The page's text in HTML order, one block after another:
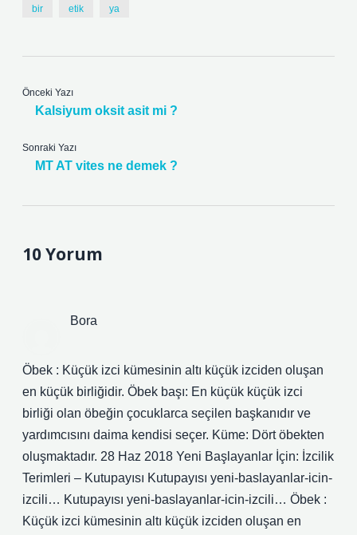
bir etik ya
Önceki Yazı
Kalsiyum oksit asit mi ?
Sonraki Yazı
MT AT vites ne demek ?
10 Yorum
Bora
Öbek : Küçük izci kümesinin altı küçük izciden oluşan
en küçük birliğidir. Öbek başı: En küçük küçük izci
birliği olan öbeğin çocuklarca seçilen başkanıdır ve
yardımcısını daima kendisi seçer. Küme: Dört öbekten
oluşmaktadır. 28 Haz 2018 Yeni Başlayanlar İçin: İzcilik
Terimleri – Kutupayısı Kutupayısı yeni-baslayanlar-icin-
izcili… Kutupayısı yeni-baslayanlar-icin-izcili… Öbek :
Küçük izci kümesinin altı küçük izciden oluşan en